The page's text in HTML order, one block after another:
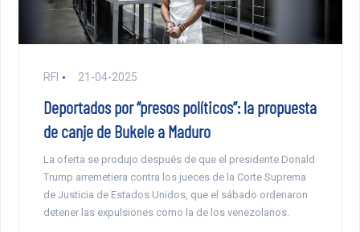
RFI 21-04-2025
Deportados por “presos políticos”: la propuesta
de canje de Bukele a Maduro
La oferta se produjo después de que el presidente Donald
Trump arremetiera contra los jueces de la Corte Suprema
de Justicia de Estados Unidos, que el sábado ordenaron
detener las expulsiones como la de los venezolanos.